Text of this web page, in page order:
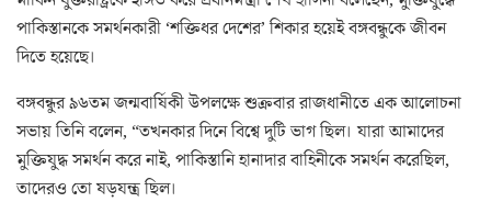
পাকিস্তানকে সমর্থনকারী ‘শক্তিধর দেশের’ শিকার হয়েই বঙ্গবন্ধুকে জীবন
দিতে হয়েছে।
বঙ্গবন্ধুর ৯৬তম জন্মবার্ষিকী উপলক্ষে শুক্রবার রাজধানীতে এক আলোচনা
সভায় তিনি বলেন, “তখনকার দিনে বিশ্বে দুটি ভাগ ছিল। যারা আমাদের
মুক্তিযুদ্ধ সমর্থন করে নাই, পাকিস্তানি হানাদার বাহিনীকে সমর্থন করেছিল,
তাদেরও তো ষড়যন্ত্র ছিল।